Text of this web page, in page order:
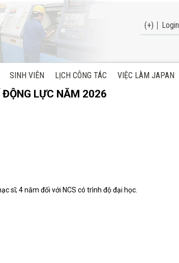
(+) Login
SINH VIÊN LỊCH CÔNG TÁC VIỆC LÀM JAPAN
LỰC NĂM 2026
sĩ; 4 năm đối với NCS có trình độ đại học.